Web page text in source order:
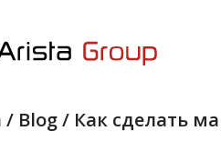
/ Blog/ Как сделать